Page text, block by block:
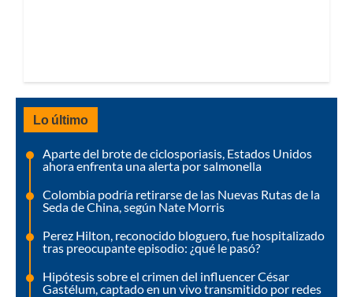
Lo último
Aparte del brote de ciclosporiasis, Estados Unidos
ahora enfrenta una alerta por salmonella
Colombia podría retirarse de las Nuevas Rutas de la
Seda de China, según Nate Morris
Perez Hilton, reconocido bloguero, fue hospitalizado
tras preocupante episodio: ¿qué le pasó?
Hipótesis sobre el crimen del influencer César
Gastélum, captado en un vivo transmitido por redes